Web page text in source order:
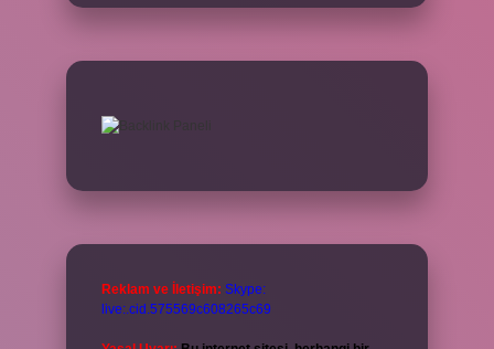
Reklam ve İletişim: Skype:
live:.cid.575569c608265c69